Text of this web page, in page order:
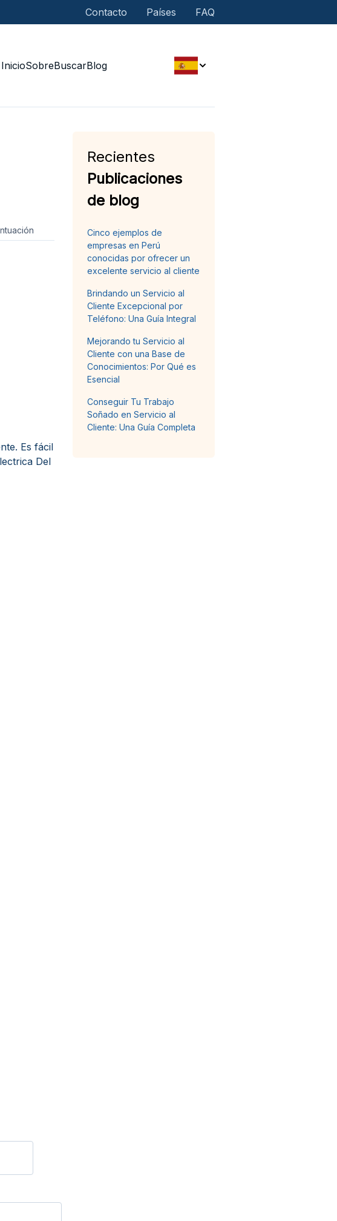
Contacto Países FAQ
InicioSobreBuscarBlog
Es fácil
Del
Recientes
Publicaciones
de blog
Cinco ejemplos de
empresas en Perú
conocidas por ofrecer un
excelente servicio al cliente
Brindando un Servicio al
Cliente Excepcional por
Teléfono: Una Guía Integral
Mejorando tu Servicio al
Cliente con una Base de
Conocimientos: Por Qué es
Esencial
Conseguir Tu Trabajo
Soñado en Servicio al
Cliente: Una Guía Completa